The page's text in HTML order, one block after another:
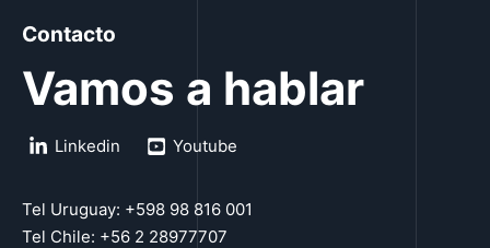
Contacto
Vamos a hablar
Linkedin Youtube
Tel Uruguay: +598 98 816 001
Tel Chile: +56 2 28977707